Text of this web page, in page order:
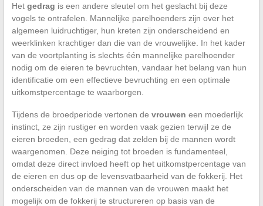
Het gedrag is een andere sleutel om het geslacht bij deze
vogels te ontrafelen. Mannelijke parelhoenders zijn over het
algemeen luidruchtiger, hun kreten zijn onderscheidend en
weerklinken krachtiger dan die van de vrouwelijke. In het kader
van de voortplanting is slechts één mannelijke parelhoender
nodig om de eieren te bevruchten, vandaar het belang van hun
identificatie om een effectieve bevruchting en een optimale
uitkomstpercentage te waarborgen.
Tijdens de broedperiode vertonen de vrouwen een moederlijk
instinct, ze zijn rustiger en worden vaak gezien terwijl ze de
eieren broeden, een gedrag dat zelden bij de mannen wordt
waargenomen. Deze neiging tot broeden is fundamenteel,
omdat deze direct invloed heeft op het uitkomstpercentage van
de eieren en dus op de levensvatbaarheid van de fokkerij. Het
onderscheiden van de mannen van de vrouwen maakt het
mogelijk om de fokkerij te structureren op basis van de